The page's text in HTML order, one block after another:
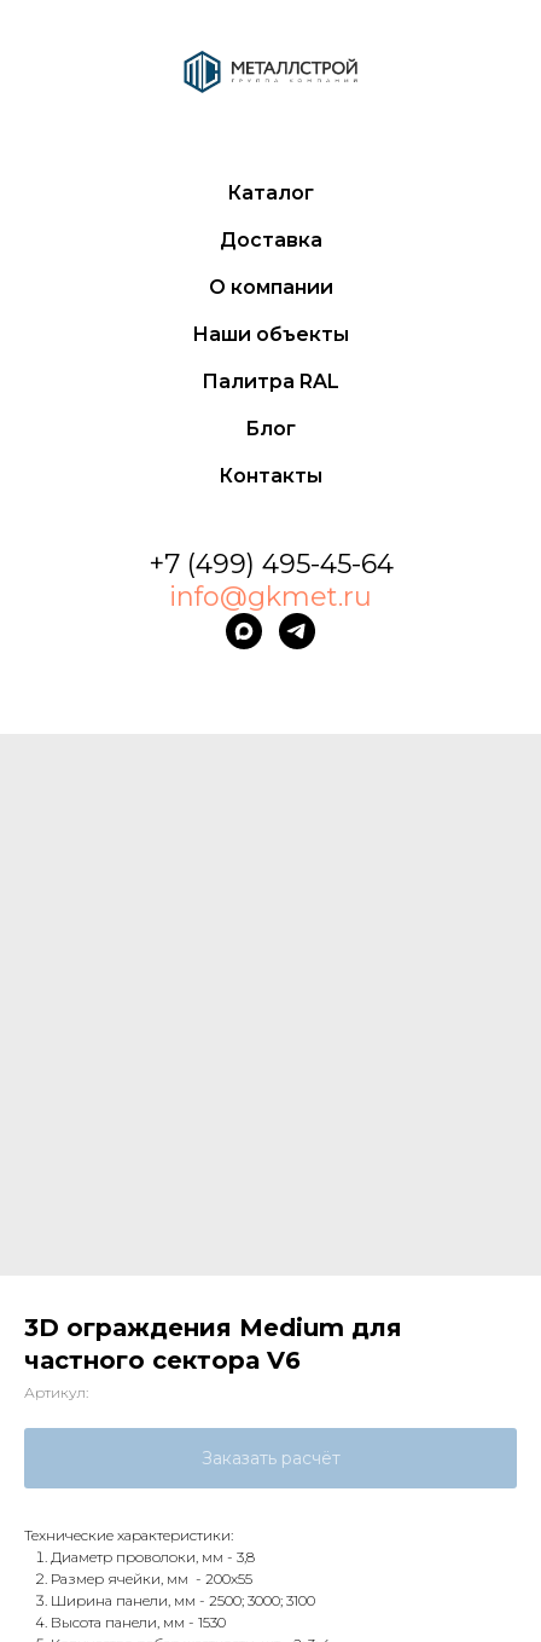
Каталог
Доставка
О компании
Наши объекты
Палитра RAL
Блог
Контакты
+7 (499) 495-45-64
info@gkmet.ru
3D ограждения Medium для
частного сектора V6
Артикул:
Заказать расчёт
Технические характеристики:
Диаметр проволоки, мм - 3,8
Размер ячейки, мм - 200х55
Ширина панели, мм - 2500; 3000; 3100
Высота панели, мм - 1530